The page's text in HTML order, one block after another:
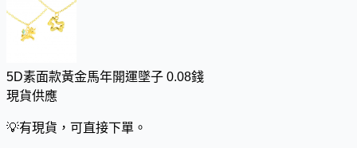
5D素面款黃金馬年開運墜子 0.08錢
現貨供應
💡有現貨，可直接下單。